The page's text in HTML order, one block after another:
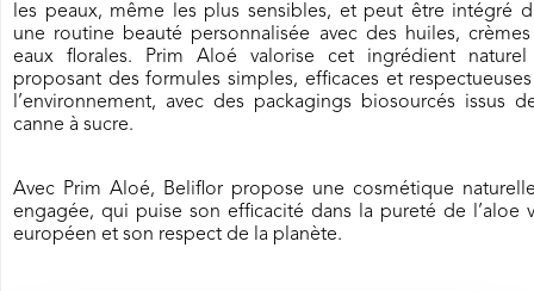
les peaux, même les plus sensibles, et peut être intégré
une routine beauté personnalisée avec des huiles,
eaux florales. Prim Aloé valorise cet ingrédient
proposant des formules simples, efficaces et
l’environnement, avec des packagings biosourcés issus
canne à sucre.
Avec Prim Aloé, Beliflor propose une cosmétique
engagée, qui puise son efficacité dans la pureté de l’aloe
européen et son respect de la planète.